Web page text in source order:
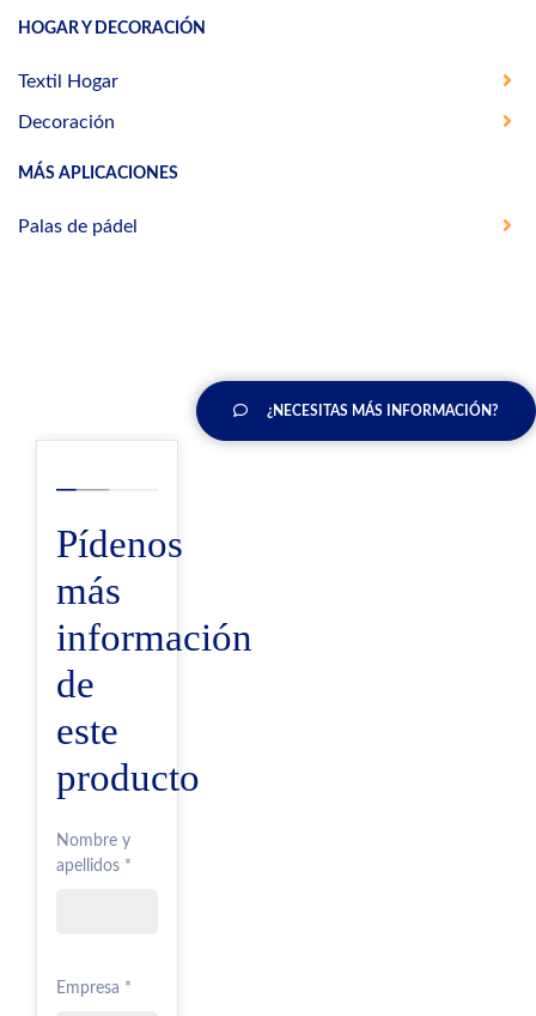
HOGAR Y DECORACIÓN
Textil Hogar
Decoración
MÁS APLICACIONES
Palas de pádel
¿NECESITAS MÁS INFORMACIÓN?
Pídenos
más
información
de
este
producto
Nombre y
apellidos *
Empresa *